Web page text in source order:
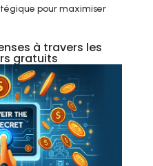
pour maximiser
à travers les
gratuits